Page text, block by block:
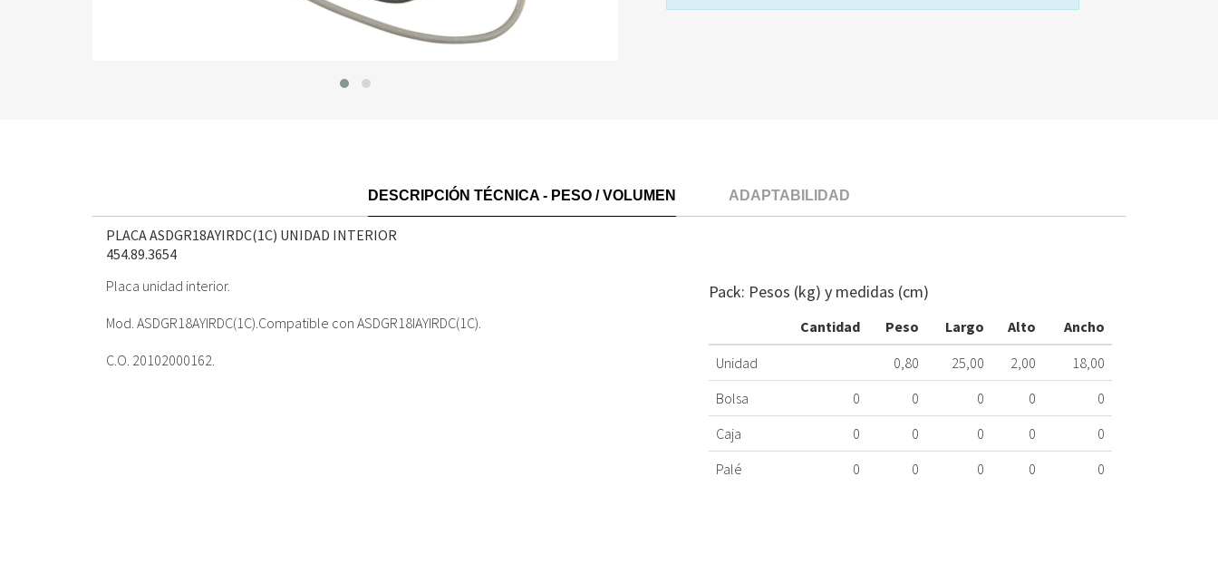
DESCRIPCIÓN TÉCNICA - PESO / VOLUMEN ADAPTABILIDAD
PLACA ASDGR18AYIRDC(1C) UNIDAD INTERIOR
454.89.3654
Placa unidad interior.
Mod. ASDGR18AYIRDC(1C).Compatible con ASDGR18IAYIRDC(1C).
C.O. 20102000162.
Pack: Pesos (kg) y medidas (cm)
Cantidad Peso Largo Alto
Ancho
Unidad
0,80 25,00 2,00
18,00
Bolsa
0 0 0 0
0
Caja
0 0 0 0
0
Palé
0 0 0 0 0